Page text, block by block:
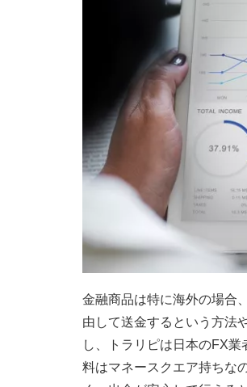
金融商品は特に海外の場合
由して送金するという方法
し、トラリピは日本のFX
料はマネースクエア持ちな